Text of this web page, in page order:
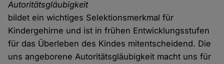
Autoritätsgläubigkeit
bildet ein wichtiges Selektionsmerkmal für
Kindergehirne und ist in frühen Entwicklungsstufen
für das Überleben des Kindes mitentscheidend. Die
uns angeborene Autoritätsgläubigkeit macht uns für